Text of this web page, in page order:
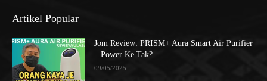
Artikel Popular
Jom Review: PRISM+ Aura Smart Air Purifier
– Power Ke Tak?
09/05/2025